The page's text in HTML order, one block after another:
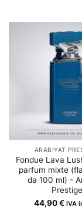
ARABIYAT
Fondue Lava
parfum mixte
da 100 ml) -
Prestige
44,90€ IVA